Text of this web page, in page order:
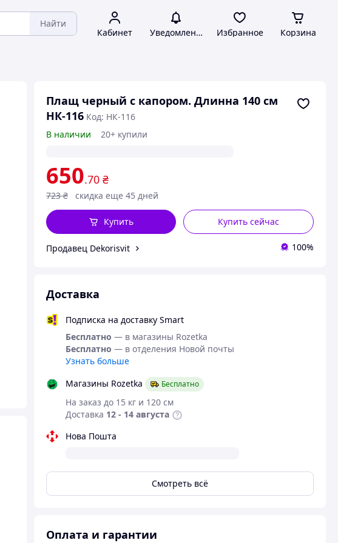
Найти
Кабинет Уведомления Избранное Корзина
Плащ черный с капором. Длинна 140 см
НК-116 Код: НК-116
В наличии
20+ купили
650.70 ₴
723 ₴ скидка еще 45 дней
Купить сейчас
Купить
Продавец Dekorisvit 100%
Доставка
Подписка на доставку Smart
Бесплатно — в магазины Rozetka
Бесплатно — в отделения Новой почты
Узнать больше
Магазины Rozetka
Бесплатно
На заказ до 15 кг и 120 см
Доставка 12 - 14 августа
Нова Пошта
Смотреть всё
Оплата и гарантии